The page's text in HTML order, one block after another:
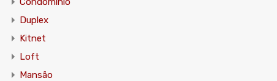
Duplex
Kitnet
Loft
Mansão